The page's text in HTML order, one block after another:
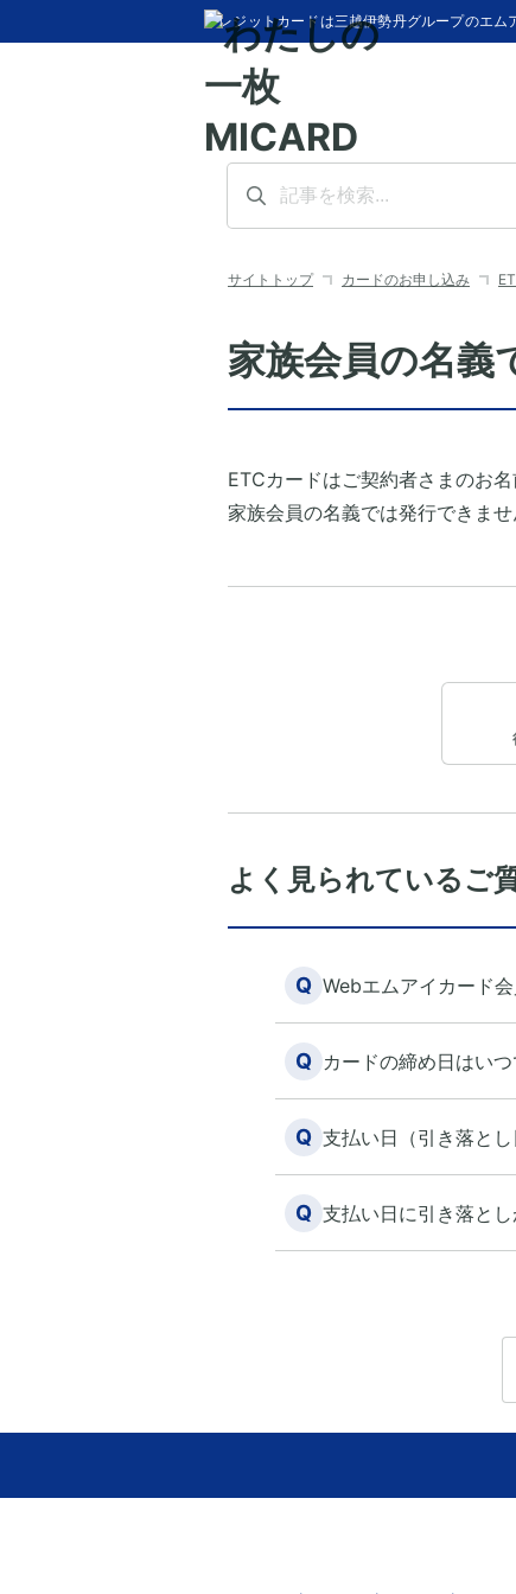
クレジットカードは三越伊勢丹グループのエム
サイトトップ カードのお申し込み
家族会員の名義
ETCカードはご契約者さまのお
家族会員の名義では発行できませ
よく見られているご
Q Webエムアイカード
Q カードの締め日はい
Q 支払い日（引き落と
Q 支払い日に引き落と